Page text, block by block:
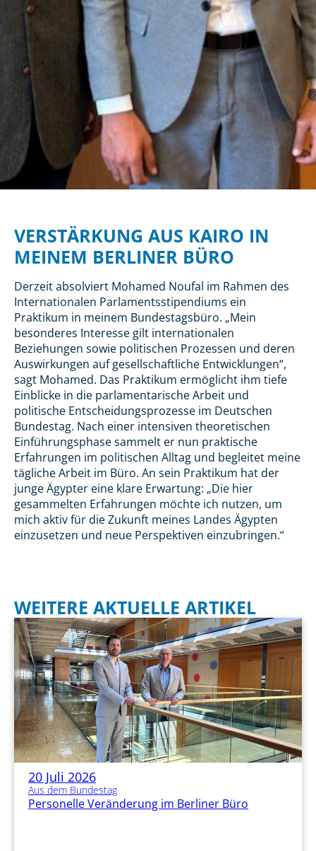
VERSTÄRKUNG AUS KAIRO IN
MEINEM BERLINER BÜRO
Derzeit absolviert Mohamed Noufal im Rahmen des
Internationalen Parlamentsstipendiums ein
Praktikum in meinem Bundestagsbüro. „Mein
besonderes Interesse gilt internationalen
Beziehungen sowie politischen Prozessen und deren
Auswirkungen auf gesellschaftliche Entwicklungen“,
sagt Mohamed. Das Praktikum ermöglicht ihm tiefe
Einblicke in die parlamentarische Arbeit und
politische Entscheidungsprozesse im Deutschen
Bundestag. Nach einer intensiven theoretischen
Einführungsphase sammelt er nun praktische
Erfahrungen im politischen Alltag und begleitet meine
tägliche Arbeit im Büro. An sein Praktikum hat der
junge Ägypter eine klare Erwartung: „Die hier
gesammelten Erfahrungen möchte ich nutzen, um
mich aktiv für die Zukunft meines Landes Ägypten
einzusetzen und neue Perspektiven einzubringen.“
WEITERE AKTUELLE ARTIKEL
20 Juli 2026
Aus dem Bundestag
Personelle Veränderung im Berliner Büro